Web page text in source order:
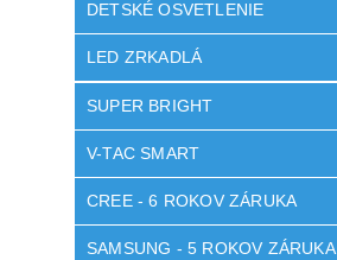
DETSKÉ OSVETLENIE
LED ZRKADLÁ
SUPER BRIGHT
V-TAC SMART
CREE - 6 ROKOV ZÁRUKA
SAMSUNG - 5 ROKOV ZÁRUKA